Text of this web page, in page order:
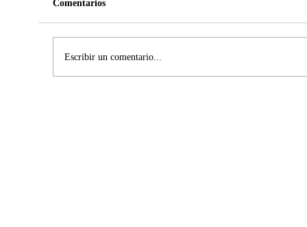
Comentarios
Escribir un comentario...